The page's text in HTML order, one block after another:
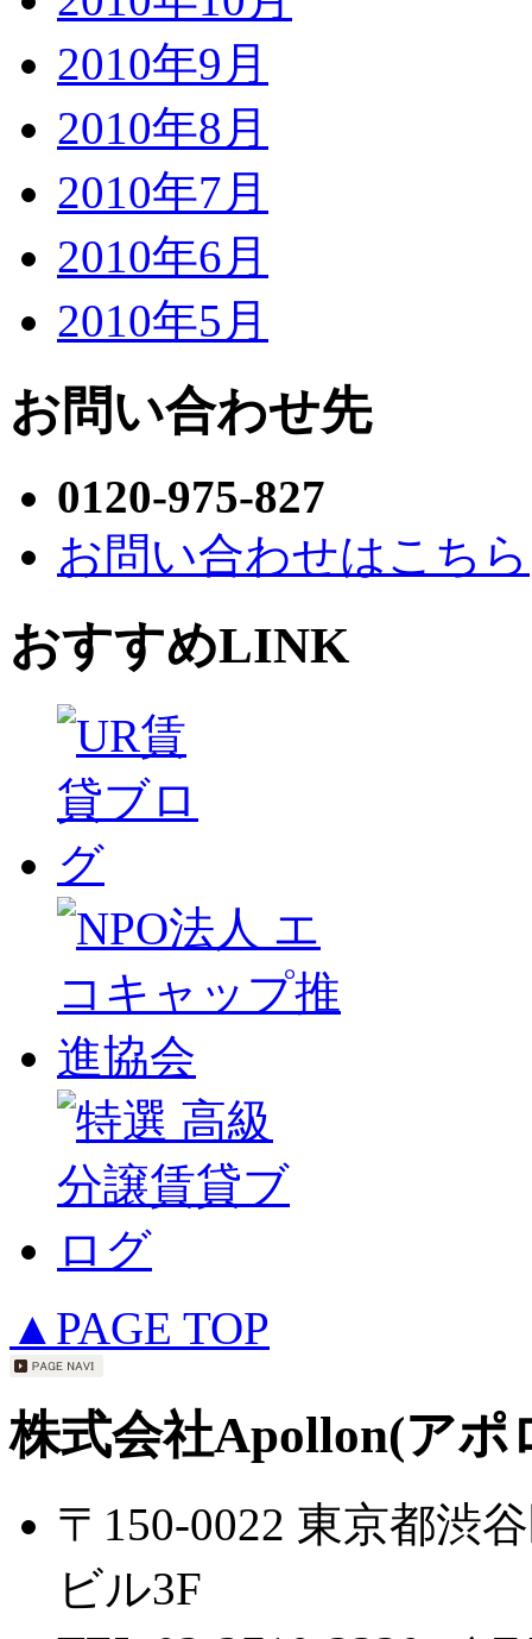
2010年9月
2010年8月
2010年7月
2010年6月
2010年5月
お問い合わせ先
0120-975-827
お問い合わせはこちら
おすすめLINK
▲PAGE TOP
株式会社Apollon(アポ
〒150-0022 東京都渋
ビル3F